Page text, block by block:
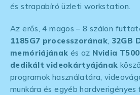
és strapabíró üzleti workstation.
Az erős, 4 magos – 8 szálon
1185G7 processzorának, 32GB
memóriájának és az Nvidia
dedikált videokártyájának
programok használatára,
munkára és egyéb